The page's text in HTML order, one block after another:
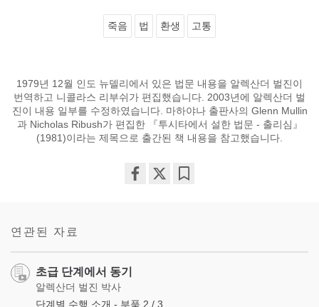
죽음 법 환생 고통
1979년 12월 인도 뉴델리에서 있은 법문 내용을 알렉산더 벌진이
번역하고 니콜라스 리부쉬가 편집했습니다. 2003년에 알렉산더 벌
진이 내용 일부를 수정하였습니다. 마하야나 출판사의 Glenn Mullin
과 Nicholas Ribush가 편집한 『투시타에서 설한 법문 - 출리심』
(1981)이라는 제목으로 출간된 책 내용을 참고했습니다.
연관된 자료
초급 단계에서 동기
알렉산더 벌진 박사
단계별 수행 소개 - 부품 2 / 3